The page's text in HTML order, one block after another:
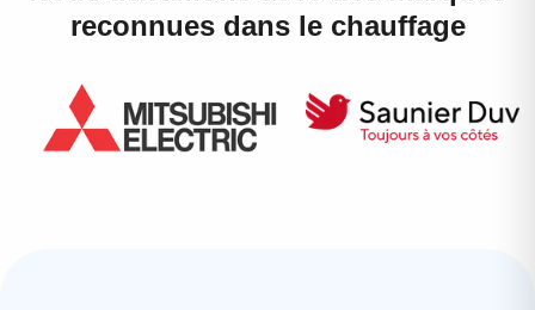
reconnues dans le chauffage